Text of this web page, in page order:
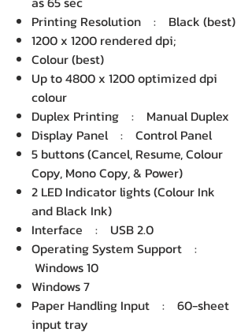
Printing Resolution : Black (best)
1200 x 1200 rendered dpi;
Colour (best)
Up to 4800 x 1200 optimized dpi
colour
Duplex Printing : Manual Duplex
Display Panel : Control Panel
5 buttons (Cancel, Resume, Colour
Copy, Mono Copy, & Power)
2 LED Indicator lights (Colour Ink
and Black Ink)
Interface : USB 2.0
Operating System Support :
Windows 10
Windows 7
Paper Handling Input : 60-sheet
input tray